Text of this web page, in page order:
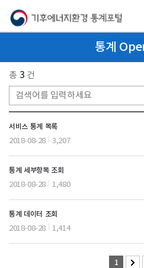
통계
총 3 건
서비스 통계 목록
2018-08-28 3,207
통계 세부항목 조회
2018-08-28 1,480
통계 데이터 조회
2018-08-28 1,414
1